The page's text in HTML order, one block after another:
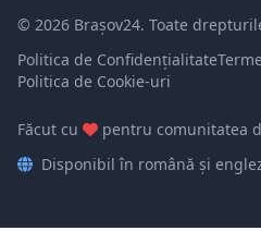
© 2026 Brașov24. Toate
Politica de Confidențialitate
Politica de Cookie-uri
Făcut cu
pentru comunitatea
Disponibil în română și